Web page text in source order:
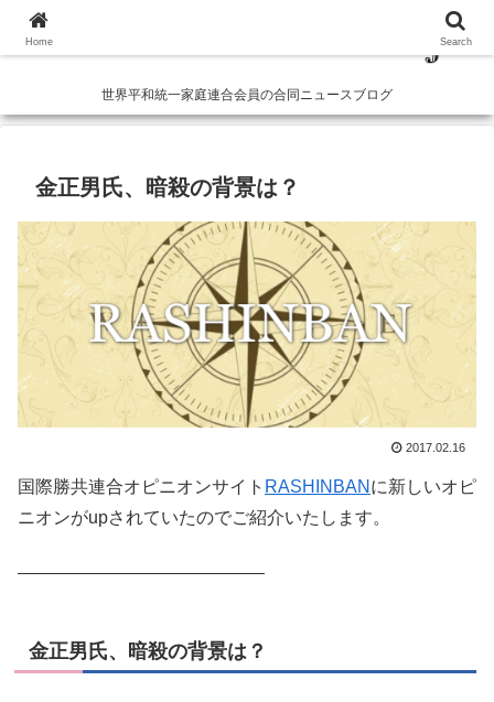
世界平和統一家庭連合会員の合同ニュースブログ
金正男氏、暗殺の背景は？
2017.02.16
国際勝共連合オピニオンサイト RASHINBAN に新しいオピ
ニオンがupされていたのでご紹介いたします。
金正男氏、暗殺の背景は？
Home Search